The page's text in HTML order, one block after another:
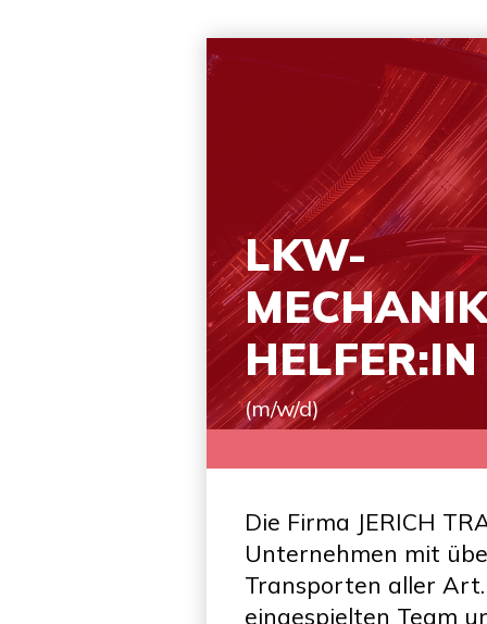
LKW-
HELFER:IN
(m/w/d)
Die Firma JERICH
Unternehmen mit
Transporten aller
eingespielten Team